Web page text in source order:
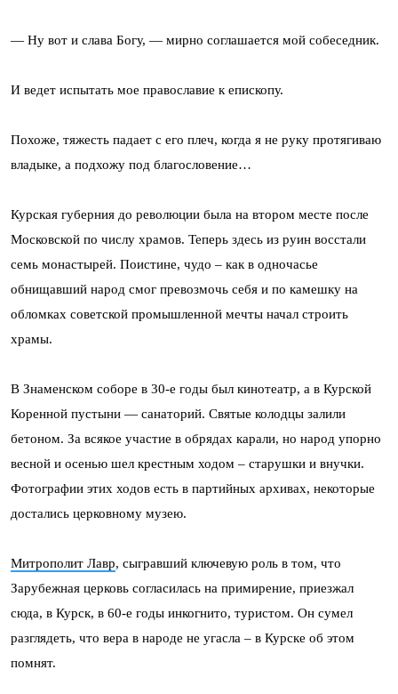
— Ну вот и слава Богу, — мирно соглашается мой собеседник.
И ведет испытать мое православие к епископу.
Похоже, тяжесть падает с его плеч, когда я не руку протягиваю
владыке, а подхожу под благословение…
Курская губерния до революции была на втором месте после
Московской по числу храмов. Теперь здесь из руин восстали
семь монастырей. Поистине, чудо – как в одночасье
обнищавший народ смог превозмочь себя и по камешку на
обломках советской промышленной мечты начал строить
храмы.
В Знаменском соборе в 30-е годы был кинотеатр, а в Курской
Коренной пустыни — санаторий. Святые колодцы залили
бетоном. За всякое участие в обрядах карали, но народ упорно
весной и осенью шел крестным ходом – старушки и внучки.
Фотографии этих ходов есть в партийных архивах, некоторые
достались церковному музею.
Митрополит Лавр, сыгравший ключевую роль в том, что
Зарубежная церковь согласилась на примирение, приезжал
сюда, в Курск, в 60-е годы инкогнито, туристом. Он сумел
разглядеть, что вера в народе не угасла – в Курске об этом
помнят.